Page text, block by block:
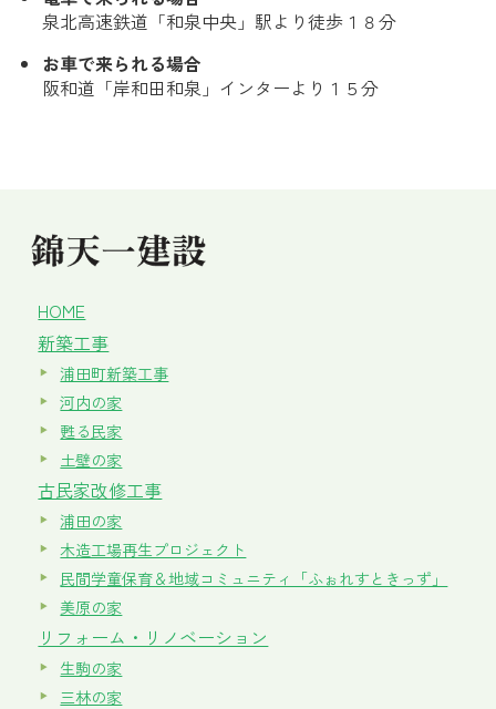
泉北高速鉄道「和泉中央」駅より徒歩１８分
お車で来られる場合
阪和道「岸和田和泉」インターより１５分
HOME
新築工事
浦田町新築工事
河内の家
甦る民家
土壁の家
古民家改修工事
浦田の家
木造工場再生プロジェクト
民間学童保育＆地域コミュニティ「ふぉれすときっず」
美原の家
リフォーム・リノベーション
生駒の家
三林の家